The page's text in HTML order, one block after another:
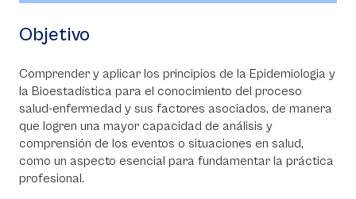
Objetivo
Comprender y aplicar los principios de la Epidemiologia y
la Bioestadística para el conocimiento del proceso
salud-enfermedad y sus factores asociados, de manera
que logren una mayor capacidad de análisis y
comprensión de los eventos o situaciones en salud,
como un aspecto esencial para fundamentar la práctica
profesional.